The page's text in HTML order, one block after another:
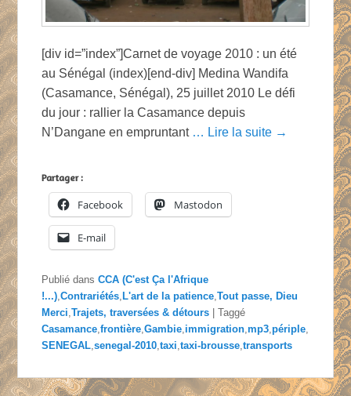
[div id=”index”]Carnet de voyage 2010 : un été
au Sénégal (index)[end-div] Medina Wandifa
(Casamance, Sénégal), 25 juillet 2010 Le défi
du jour : rallier la Casamance depuis
N’Dangane en empruntant … Lire la suite →
Partager :
Facebook Mastodon
E-mail
Publié dans CCA (C'est Ça l'Afrique
!...),Contrariétés, L'art de la patience,Tout passe, Dieu
Merci,Trajets, traversées & détours |Taggé
Casamance,frontière,Gambie,immigration,mp3,périple,
SENEGAL,senegal-2010,taxi,taxi-brousse,transports